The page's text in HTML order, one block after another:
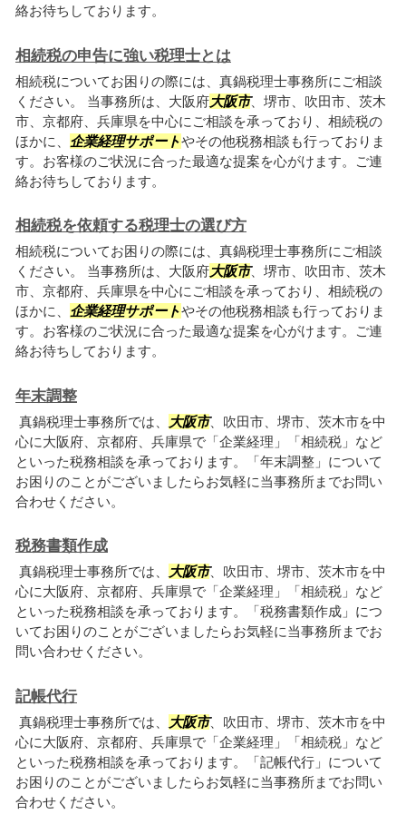
絡お待ちしております。
相続税の申告に強い税理士とは
相続税についてお困りの際には、真鍋税理士事務所にご相談
ください。 当事務所は、大阪府大阪市、堺市、吹田市、茨木
市、京都府、兵庫県を中心にご相談を承っており、相続税の
ほかに、 企業経理サポートやその他税務相談も行っておりま
す。お客様のご状況に合った最適な提案を心がけます。ご連
絡お待ちしております。
相続税を依頼する税理士の選び方
相続税についてお困りの際には、真鍋税理士事務所にご相談
ください。 当事務所は、大阪府大阪市、堺市、吹田市、茨木
市、京都府、兵庫県を中心にご相談を承っており、相続税の
ほかに、 企業経理サポートやその他税務相談も行っておりま
す。お客様のご状況に合った最適な提案を心がけます。ご連
絡お待ちしております。
年末調整
真鍋税理士事務所では、 大阪市、吹田市、堺市、茨木市を中
心に大阪府、京都府、兵庫県で「企業経理」「相続税」など
といった税務相談を承っております。「年末調整」について
お困りのことがございましたらお気軽に当事務所までお問い
合わせください。
税務書類作成
真鍋税理士事務所では、 大阪市、吹田市、堺市、茨木市を中
心に大阪府、京都府、兵庫県で「企業経理」「相続税」など
といった税務相談を承っております。「税務書類作成」につ
いてお困りのことがございましたらお気軽に当事務所までお
問い合わせください。
記帳代行
真鍋税理士事務所では、 大阪市、吹田市、堺市、茨木市を中
心に大阪府、京都府、兵庫県で「企業経理」「相続税」など
といった税務相談を承っております。「記帳代行」について
お困りのことがございましたらお気軽に当事務所までお問い
合わせください。